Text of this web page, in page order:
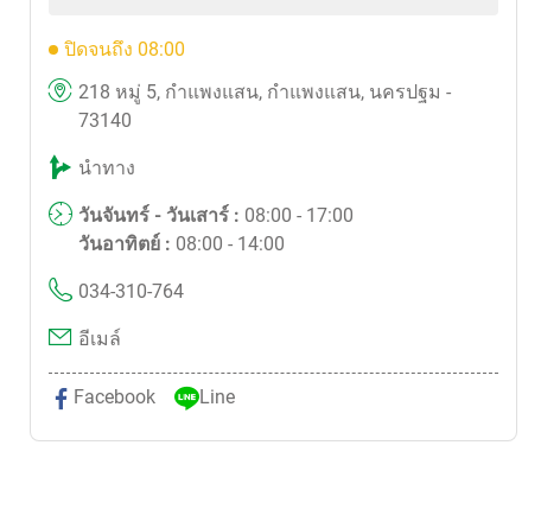
ปิดจนถึง 08:00
218 หมู่ 5, กำแพงแสน, กำแพงแสน, นครปฐม -
73140
นำทาง
วันจันทร์ - วันเสาร์ : 08:00 - 17:00
วันอาทิตย์ : 08:00 - 14:00
034-310-764
อีเมล์
Facebook Line